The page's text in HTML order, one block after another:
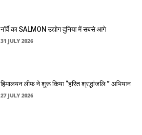
नॉर्वे का SALMON उद्योग दुनिया में सबसे आगे
31 JULY 2026
हिमालयन लीफ ने शुरू किया “हरित श्रद्धांजलि ” अभियान
27 JULY 2026